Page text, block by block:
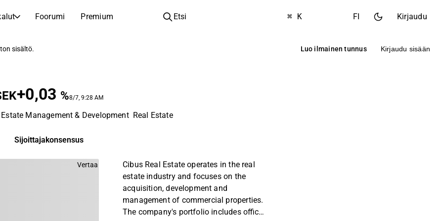
Foorumi Premium
YHTIÖT
Löydä osakkeita
Yhtiökokouskutsut
Yhtiökokousten päivämäärät ja osakkeenomistajatiedot
OPI SIJOITTAMISESTA
Sijoituskoulu
Etsi ⌘ K FI Kirjaudu
sisältö. Luo ilmainen tunnus Kirjaudu sisään
+0,03 %8/7, 9:28 AM
Estate Management & Development Real Estate
Sijoittajakonsensus
Vertaa
Cibus Real Estate operates in the real
estate industry and focuses on the
acquisition, development and
management of commercial properties.
The company's portfolio includes office